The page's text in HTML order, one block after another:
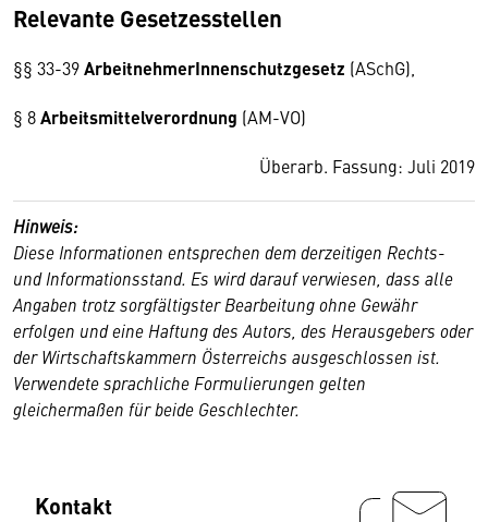
Relevante Gesetzesstellen
§§ 33-39ArbeitnehmerInnenschutzgesetz (ASchG),
§ 8Arbeitsmittelverordnung (AM-VO)
Überarb. Fassung: Juli 2019
Hinweis:
Diese Informationen entsprechen dem derzeitigen Rechts-
und Informationsstand. Es wird darauf verwiesen, dass alle
Angaben trotz sorgfältigster Bearbeitung ohne Gewähr
erfolgen und eine Haftung des Autors, des Herausgebers oder
der Wirtschaftskammern Österreichs ausgeschlossen ist.
Verwendete sprachliche Formulierungen gelten
gleichermaßen für beide Geschlechter.
Kontakt